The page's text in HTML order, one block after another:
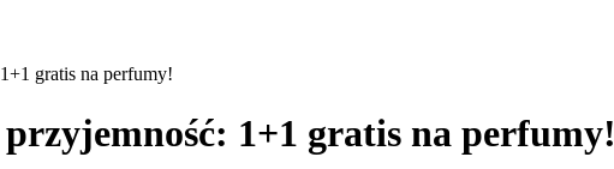
gratis na perfumy!
1+1 gratis na perfumy!